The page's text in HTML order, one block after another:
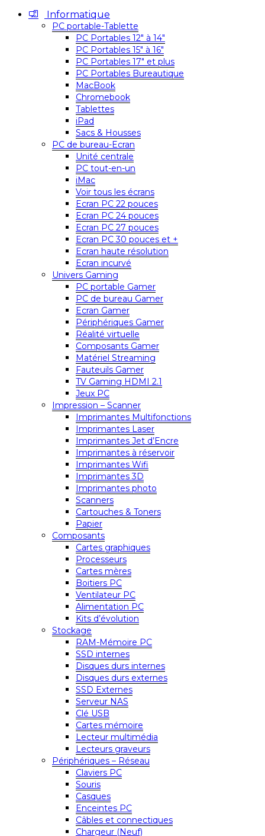
Informatique
PC portable-Tablette
PC Portables 12″ à 14″
PC Portables 15″ à 16″
PC Portables 17″ et plus
PC Portables Bureautique
MacBook
Chromebook
Tablettes
iPad
Sacs & Housses
PC de bureau-Ecran
Unité centrale
PC tout-en-un
iMac
Voir tous les écrans
Ecran PC 22 pouces
Ecran PC 24 pouces
Ecran PC 27 pouces
Ecran PC 30 pouces et +
Ecran haute résolution
Ecran incurvé
Univers Gaming
PC portable Gamer
PC de bureau Gamer
Ecran Gamer
Périphériques Gamer
Réalité virtuelle
Composants Gamer
Matériel Streaming
Fauteuils Gamer
TV Gaming HDMI 2.1
Jeux PC
Impression – Scanner
Imprimantes Multifonctions
Imprimantes Laser
Imprimantes Jet d’Encre
Imprimantes à réservoir
Imprimantes Wifi
Imprimantes 3D
Imprimantes photo
Scanners
Cartouches & Toners
Papier
Composants
Cartes graphiques
Processeurs
Cartes mères
Boitiers PC
Ventilateur PC
Alimentation PC
Kits d’évolution
Stockage
RAM-Mémoire PC
SSD internes
Disques durs internes
Disques durs externes
SSD Externes
Serveur NAS
Clé USB
Cartes mémoire
Lecteur multimédia
Lecteurs graveurs
Périphériques – Réseau
Claviers PC
Souris
Casques
Enceintes PC
Câbles et connectiques
Chargeur (Neuf)